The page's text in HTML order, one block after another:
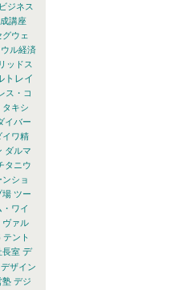
ジネス
講座
グウェ
ウル経済
ッドス
トレイ
ス・コ
タキシ
イバー
イワ精
ダルマ
タニウ
ショ
場 ツー
ワイ
ヴァル
テント
長室 デ
デザイン
塾 デジ